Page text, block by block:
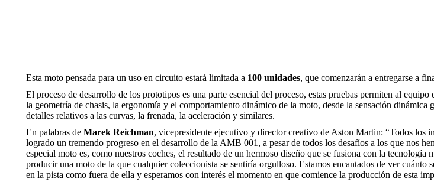
Esta moto pensada para un uso en circuito estará limitada a 100 unidades, que comenzarán a entregarse a
El proceso de desarrollo de los prototipos es una parte esencial del proceso, estas pruebas permiten al
la geometría de chasis, la ergonomía y el comportamiento dinámico de la moto, desde la sensación dinámica
detalles relativos a las curvas, la frenada, la aceleración y similares.
En palabras de Marek Reichman, vicepresidente ejecutivo y director creativo de Aston Martin: “Todos los
logrado un tremendo progreso en el desarrollo de la AMB 001, a pesar de todos los desafíos a los que nos
especial moto es, como nuestros coches, el resultado de un hermoso diseño que se fusiona con la tecnología
producir una moto de la que cualquier coleccionista se sentiría orgulloso. Estamos encantados de ver cuánto
en la pista como fuera de ella y esperamos con interés el momento en que comience la producción de esta